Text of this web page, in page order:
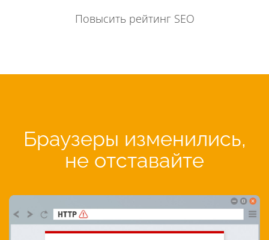
Повысить рейтинг SEO
Браузеры изменились,
не отставайте